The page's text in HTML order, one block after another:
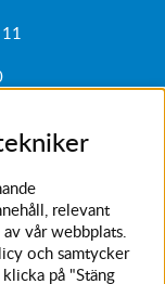
nyheter och
SKICKA
relevant
vår webbplats.
och samtycker
på "Stäng